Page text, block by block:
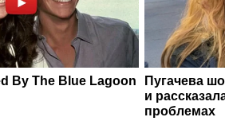
By The Blue Lagoon
Пугачева
и
проблемах